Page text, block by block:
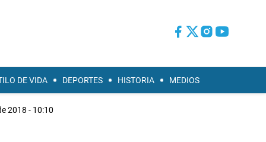
DE VIDA DEPORTES HISTORIA MEDIOS
2018 - 10:10